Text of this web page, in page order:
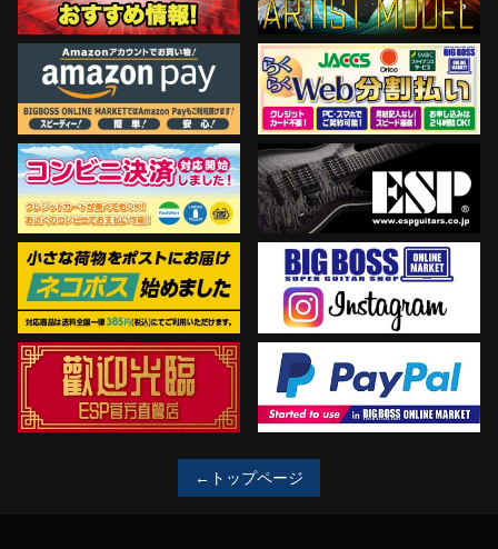
←トップページ